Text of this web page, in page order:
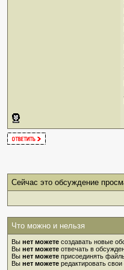
Сейчас это обсуждение
Что можно и нельзя
Вы нет можете создавать новые
Вы нет можете отвечать в
Вы нет можете присоединять
Вы нет можете редактировать